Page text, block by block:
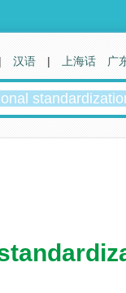
| 汉语 | 上海话 广